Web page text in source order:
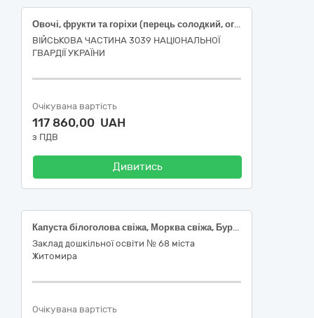
Овочі, фрукти та горіхи (перець солодкий, огірок свіжий , помідори свіжі, часник свіжий)
ВІЙСЬКОВА ЧАСТИНА 3039 НАЦІОНАЛЬНОЇ
ГВАРДІЇ УКРАЇНИ
Очікувана вартість
117 860,00 UAH
з ПДВ
Дивитись
Капуста білоголова свіжа, Морква свіжа, Буряк столовий, Цибуля ріпчаста свіжа
Заклад дошкільної освіти № 68 міста
Житомира
Очікувана вартість